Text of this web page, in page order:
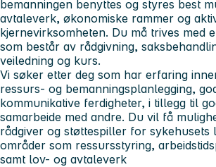
bemanningen benyttes og styres best
avtaleverk, økonomiske rammer og
kjernevirksomheten. Du må trives med
som består av rådgivning,
veiledning og kurs.
Vi søker etter deg som har erfaring
ressurs- og bemanningsplanlegging,
kommunikative ferdigheter, i tillegg til
samarbeide med andre. Du vil få
rådgiver og støttespiller for sykehusets
områder som ressursstyring,
samt lov- og avtaleverk